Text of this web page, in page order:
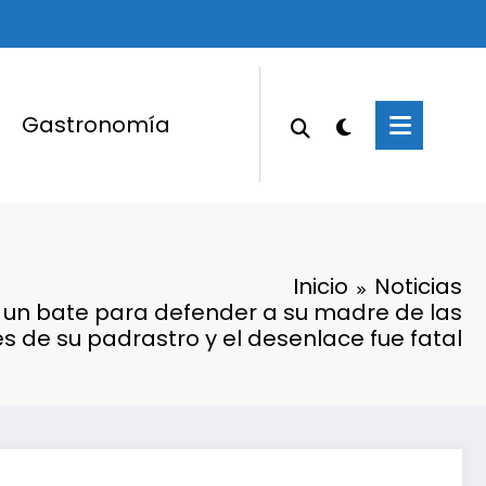
Gastronomía
Inicio
Noticias
un bate para defender a su madre de las
de su padrastro y el desenlace fue fatal